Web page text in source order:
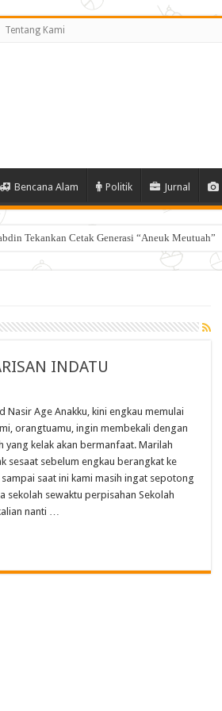
Tentang Kami
Bencana Alam Politik Jurnal
Tekankan Cetak Generasi “Aneuk Meutuah”
INDATU
Nasir Age Anakku, kini engkau memulai
orangtuamu, ingin membekali dengan
yang kelak akan bermanfaat. Marilah
sesaat sebelum engkau berangkat ke
sampai saat ini kami masih ingat sepotong
sekolah sewaktu perpisahan Sekolah
nanti …